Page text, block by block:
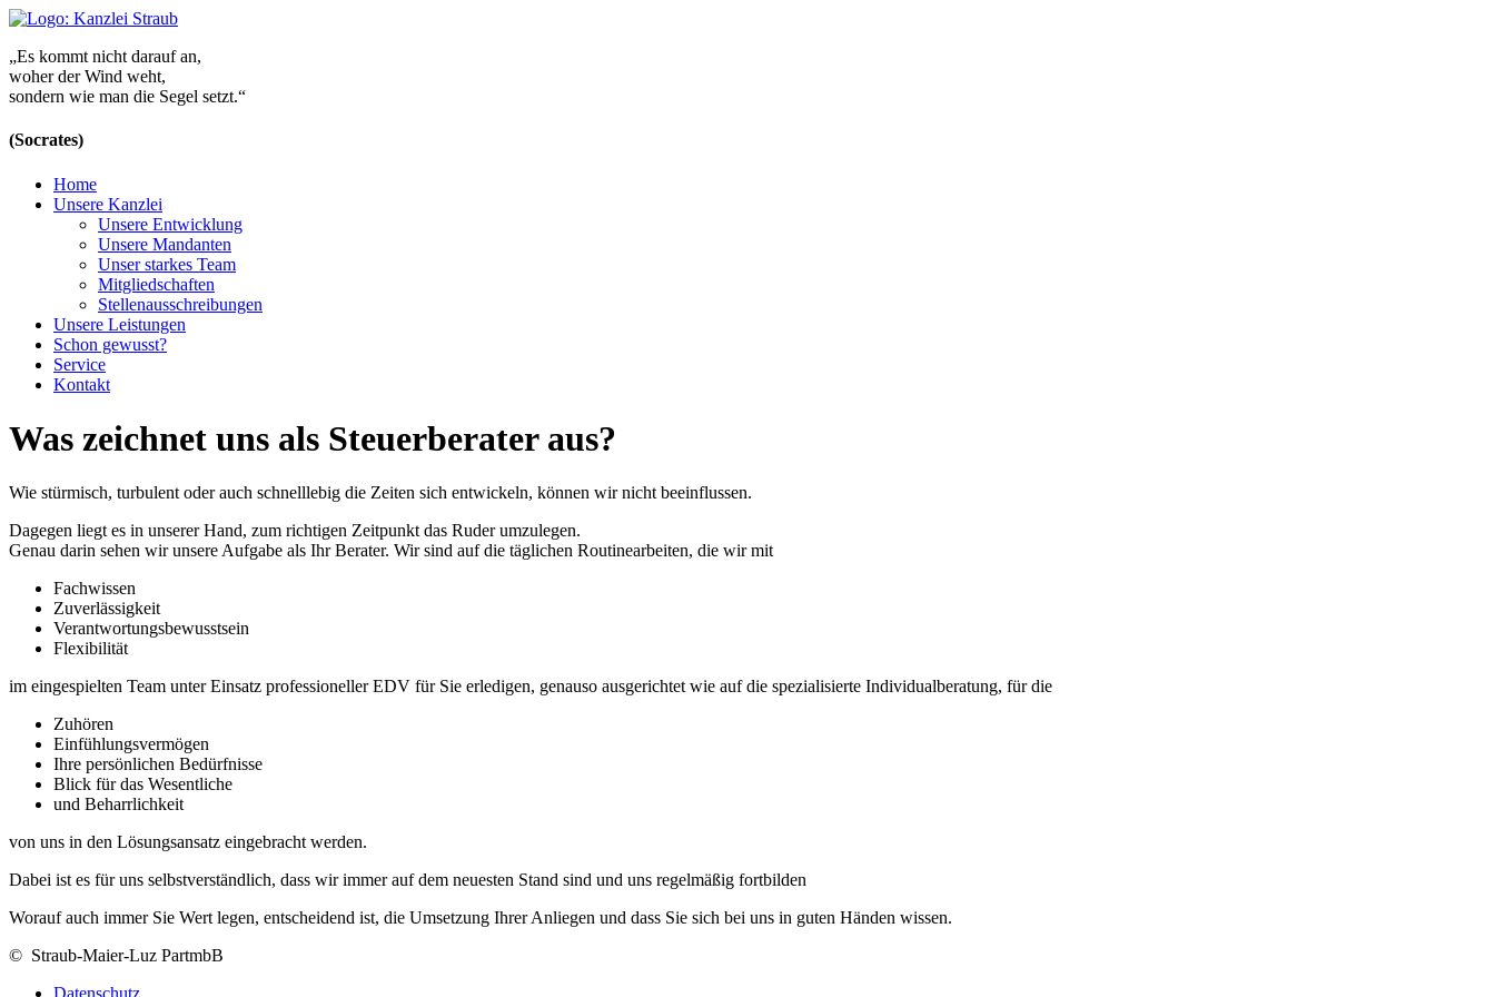
„Es kommt nicht darauf an,
woher der Wind weht,
sondern wie man die Segel setzt.“
(Socrates)
Home
Unsere Kanzlei
Unsere Entwicklung
Unsere Mandanten
Unser starkes Team
Mitgliedschaften
Stellenausschreibungen
Unsere Leistungen
Schon gewusst?
Service
Kontakt
Was zeichnet uns als Steuerberater aus?
Wie stürmisch, turbulent oder auch schnelllebig die Zeiten sich entwickeln, können wir nicht beeinflussen.
Dagegen liegt es in unserer Hand, zum richtigen Zeitpunkt das Ruder umzulegen.
Genau darin sehen wir unsere Aufgabe als Ihr Berater. Wir sind auf die täglichen Routinearbeiten, die wir mit
Fachwissen
Zuverlässigkeit
Verantwortungsbewusstsein
Flexibilität
im eingespielten Team unter Einsatz professioneller EDV für Sie erledigen, genauso ausgerichtet wie auf die spezialisierte Individualberatung, für die
Zuhören
Einfühlungsvermögen
Ihre persönlichen Bedürfnisse
Blick für das Wesentliche
und Beharrlichkeit
von uns in den Lösungsansatz eingebracht werden.
Dabei ist es für uns selbstverständlich, dass wir immer auf dem neuesten Stand sind und uns regelmäßig fortbilden
Worauf auch immer Sie Wert legen, entscheidend ist, die Umsetzung Ihrer Anliegen und dass Sie sich bei uns in guten Händen wissen.
© Straub-Maier-Luz PartmbB